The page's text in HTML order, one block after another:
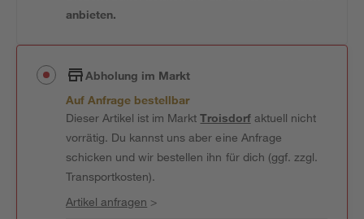
anbieten.
Abholung im Markt
Auf Anfrage bestellbar
Dieser Artikel ist im MarktTroisdorfaktuell nicht
vorrätig. Du kannst uns aber eine Anfrage
schicken und wir bestellen ihn für dich (ggf. zzgl.
Transportkosten).
Artikel anfragen >